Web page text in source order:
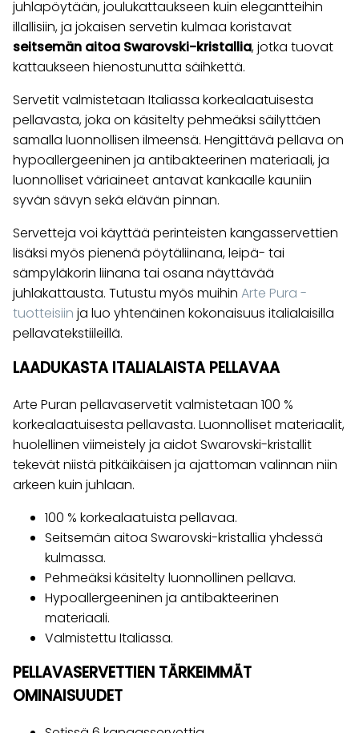
juhlapöytään, joulukattaukseen kuin elegantteihin
illallisiin, ja jokaisen servetin kulmaa koristavat
seitsemän aitoa Swarovski-kristallia, jotka tuovat
kattaukseen hienostunutta säihkettä.
Servetit valmistetaan Italiassa korkealaatuisesta
pellavasta, joka on käsitelty pehmeäksi säilyttäen
samalla luonnollisen ilmeensä. Hengittävä pellava on
hypoallergeeninen ja antibakteerinen materiaali, ja
luonnolliset väriaineet antavat kankaalle kauniin
syvän sävyn sekä elävän pinnan.
Servetteja voi käyttää perinteisten kangasservettien
lisäksi myös pienenä pöytäliinana, leipä- tai
sämpyläkorin liinana tai osana näyttävää
juhlakattausta. Tutustu myös muihin Arte Pura -
tuotteisiin ja luo yhtenäinen kokonaisuus italialaisilla
pellavatekstiileillä.
LAADUKASTA ITALIALAISTA PELLAVAA
Arte Puran pellavaservetit valmistetaan 100 %
korkealaatuisesta pellavasta. Luonnolliset materiaalit,
huolellinen viimeistely ja aidot Swarovski-kristallit
tekevät niistä pitkäikäisen ja ajattoman valinnan niin
arkeen kuin juhlaan.
100 % korkealaatuista pellavaa.
Seitsemän aitoa Swarovski-kristallia yhdessä
kulmassa.
Pehmeäksi käsitelty luonnollinen pellava.
Hypoallergeeninen ja antibakteerinen
materiaali.
Valmistettu Italiassa.
PELLAVASERVETTIEN TÄRKEIMMÄT
OMINAISUUDET